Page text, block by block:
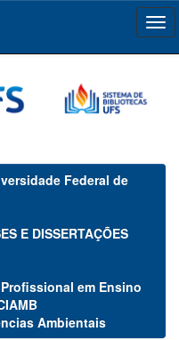
Federal de
E DISSERTAÇÕES
em Ensino
Ambientais